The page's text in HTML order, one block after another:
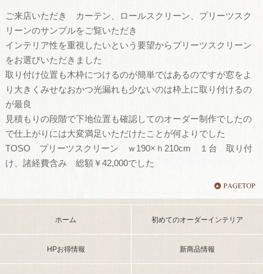
ご来店いただき カーテン、ロールスクリーン、プリーツスク
リーンのサンプルをご覧いただき
インテリア性を重視したいという要望からプリーツスクリーン
をお選びいただきました
取り付け位置も木枠につけるのが簡単ではあるのですが窓をよ
り大きくみせなおかつ光漏れも少ないのは枠上に取り付けるの
が最良
見積もりの段階で下地位置も確認してのオーダー制作でしたの
で仕上がりには大変満足いただけたことが何よりでした
TOSO プリーツスクリーン ｗ190×ｈ210cm １台 取り付
け、諸経費含み 総額￥42,000でした
ホーム 初めてのオーダーインテリア
HPお得情報 新商品情報